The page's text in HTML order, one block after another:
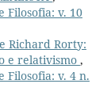
Filosofia: v. 10
Richard Rorty:
e relativismo ,
Filosofia: v. 4 n.